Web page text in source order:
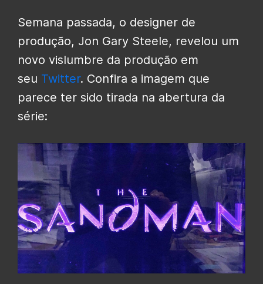
Semana passada, o designer de
produção, Jon Gary Steele, revelou um
novo vislumbre da produção em
seu Twitter. Confira a imagem que
parece ter sido tirada na abertura da
série: